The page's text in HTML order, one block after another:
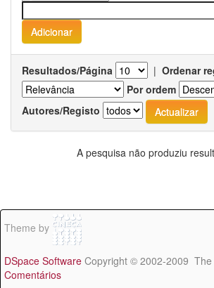
Resultados/Página | Ordenar
Por ordem
Autores/Registo
A pesquisa não produziu
Theme by
DSpace Software Copyright © 2002-2009 The
Comentários